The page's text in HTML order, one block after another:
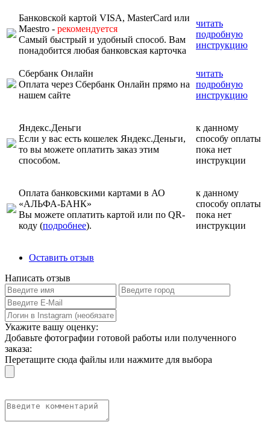
Банковской картой VISA, MasterCard или
Maestro - рекомендуется
Самый быстрый и удобный способ. Вам
понадобится любая банковская карточка
читать
подробную
инструкцию
Сбербанк Онлайн
Оплата через Сбербанк Онлайн прямо на
нашем сайте
читать
подробную
инструкцию
Яндекс.Деньги
Если у вас есть кошелек Яндекс.Деньги,
то вы можете оплатить заказ этим
способом.
к данному
способу оплаты
пока нет
инструкции
Оплата банковскими картами в АО
«АЛЬФА-БАНК»
Вы можете оплатить картой или по QR-
коду (подробнее).
к данному
способу оплаты
пока нет
инструкции
Оставить отзыв
Написать отзыв
Укажите вашу оценку:
Добавьте фотографии готовой работы или полученного
заказа:
Перетащите сюда файлы или нажмите для выбора